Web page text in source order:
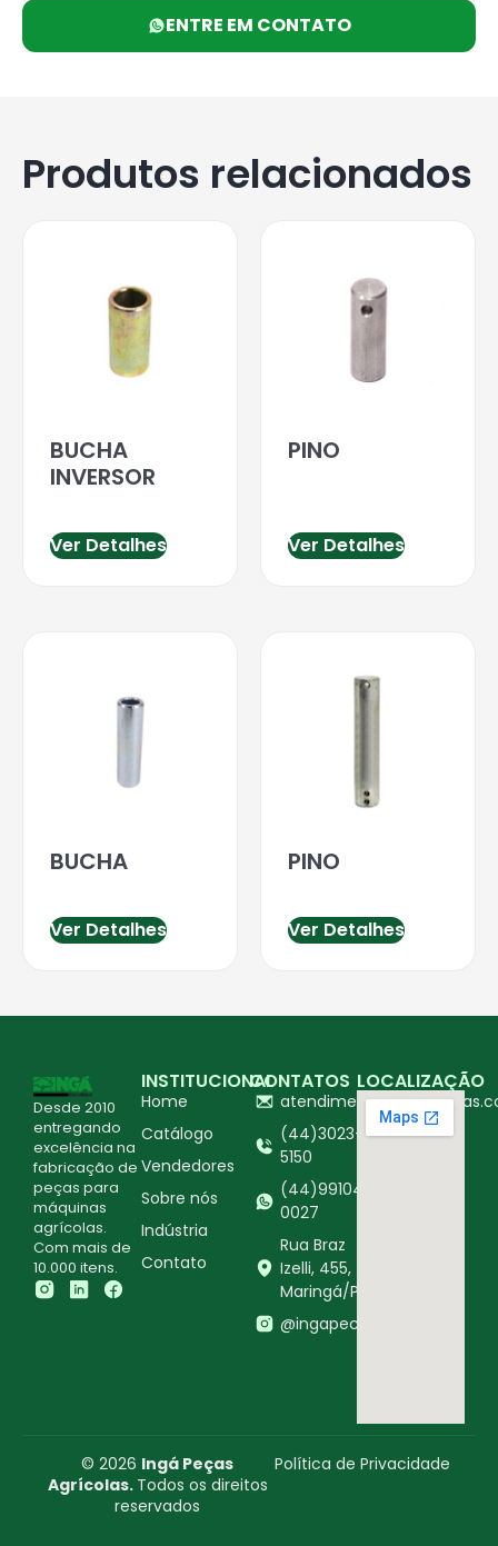
ENTRE EM CONTATO
Produtos relacionados
BUCHA
INVERSOR
Ver Detalhes
PINO
Ver Detalhes
BUCHA
Ver Detalhes
PINO
Ver Detalhes
Desde 2010
entregando
excelência na
fabricação de
peças para
máquinas
agrícolas.
Com mais de
10.000 itens.
INSTITUCIONAL
Home
Catálogo
Vendedores
Sobre nós
Indústria
Contato
CONTATOS
(44)3023-
5150
(44)99104-
0027
Rua Braz
Izelli, 455,
Maringá/PR
@ingapecasagricolas
LOCALIZAÇÃO
© 2026 Ingá Peças
Agrícolas. Todos os direitos
reservados
Política de Privacidade